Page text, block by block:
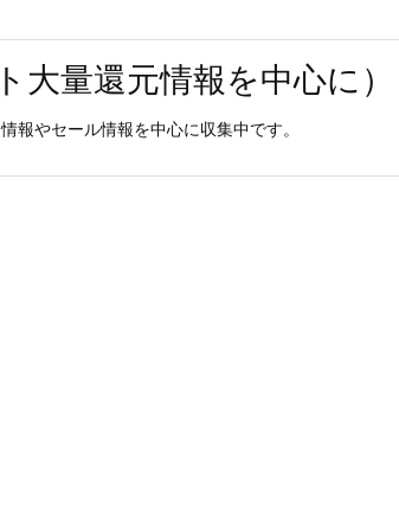
量還元情報を中心に）
やセール情報を中心に収集中です。